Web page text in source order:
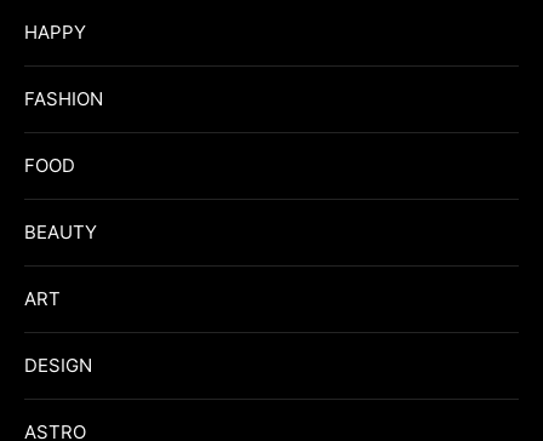
HAPPY
FASHION
FOOD
BEAUTY
ART
DESIGN
ASTRO